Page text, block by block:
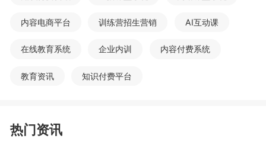
内容电商平台 训练营招生营销 AI互动课
在线教育系统 企业内训 内容付费系统
教育资讯 知识付费平台
热门资讯